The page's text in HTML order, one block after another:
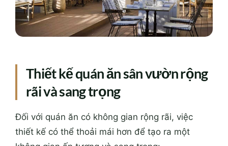
Thiết kế quán ăn sân vườn rộng
rãi và sang trọng
Đối với quán ăn có không gian rộng rãi, việc
thiết kế có thể thoải mái hơn để tạo ra một